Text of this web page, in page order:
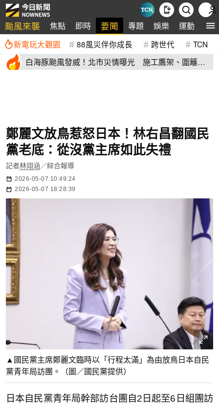
颱風來襲 焦點 即時 要聞 專題 娛樂 運動 全
新電玩大觀園 88風災伴你成長 跨世代 TCN
白海豚颱風發威！北市災情曝光 施工鷹架、圍籬倒
鄭麗文放鳥惹怒日本！林右昌翻國民
黨老底：從沒黨主席如此失禮
記者林翊涵 ／綜合報導
2026-05-07 10:49:24
2026-05-07 18:28:39
▲國民黨主席鄭麗文臨時以「行程太滿」為由放鳥日本自民
黨青年局訪團。（圖／國民黨提供）
日本自民黨青年局幹部訪台團自2日起至6日組團訪